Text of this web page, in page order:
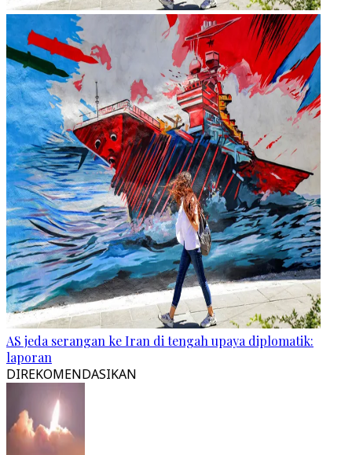
AS jeda serangan ke Iran di tengah upaya diplomatik:
laporan
DIREKOMENDASIKAN